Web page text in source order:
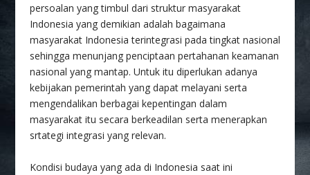
persoalan yang timbul dari struktur masyarakat
Indonesia yang demikian adalah bagaimana
masyarakat Indonesia terintegrasi pada tingkat nasional
sehingga menunjang penciptaan pertahanan keamanan
nasional yang mantap. Untuk itu diperlukan adanya
kebijakan pemerintah yang dapat melayani serta
mengendalikan berbagai kepentingan dalam
masyarakat itu secara berkeadilan serta menerapkan
srtategi integrasi yang relevan.
Kondisi budaya yang ada di Indonesia saat ini